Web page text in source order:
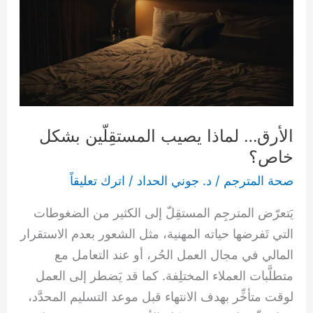
الأرق… لماذا يصيب المستقِلّين بشكل
خاص؟
صحة المترجم / د. جوني الحداد / اترك تعليقاً
يَتعرّض المترجِم المستقِلّ إلى الكثير من الضغوطات
التي تَفرضها حياته المهنية، مثل الشعور بعدم الاستقرار
المالي في مجال العمل الحُر، أو عند التعامل مع
متطلَّبات العملاء المختلِفة. كما قد يَضطر إلى العمل
لوقت متأخِّر بهدف الانتهاء قبل موعد التسليم المحدَّد،